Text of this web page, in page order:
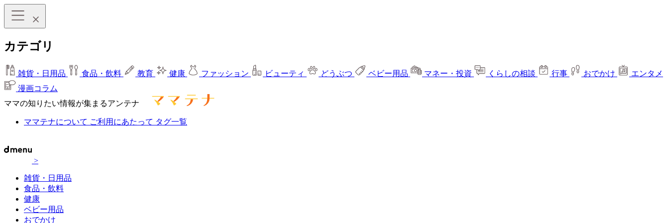
カテゴリ
雑貨・日用品 食品・飲料 教育 健康 ファッション ビューティ どうぶつ ベビー用品 マネー・投資 くらしの相談 行事 おでかけ
エンタメ
漫画コラム
ママの知りたい情報が集まるアンテナ
ママテナについて ご利用にあたって タグ一覧
>
雑貨・日用品
食品・飲料
健康
ベビー用品
おでかけ